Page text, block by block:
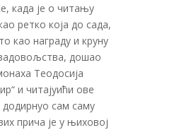
када је о читању
ретко која до сада,
као награду и круну
дошао
Теодосија
и читајуићи ове
додирнуо сам саму
прича је у њиховој